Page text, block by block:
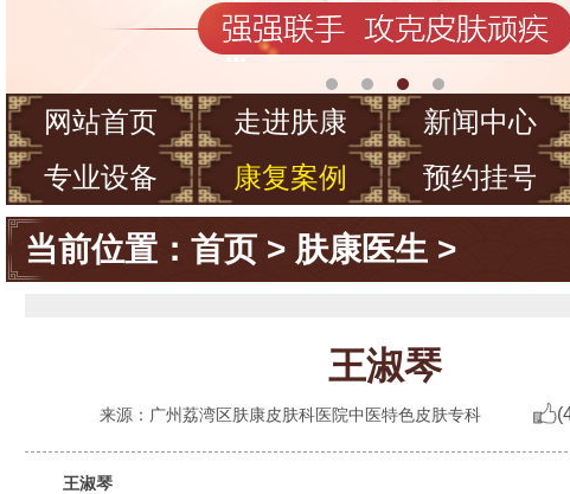
网站首页 走进肤康 新闻中心
专业设备
康复案例 预约挂号
当前位置： 首页 > 肤康医生 >
王淑琴
来源：广州荔湾区肤康皮肤科医院中医特色皮肤专科
王淑琴